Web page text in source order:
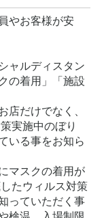
やお客様が安
ャルディスタン
の着用」「施設
店だけでなく、
実施中のぼり
いる事をお知ら
マスクの着用が
たウィルス対策
っていただく事